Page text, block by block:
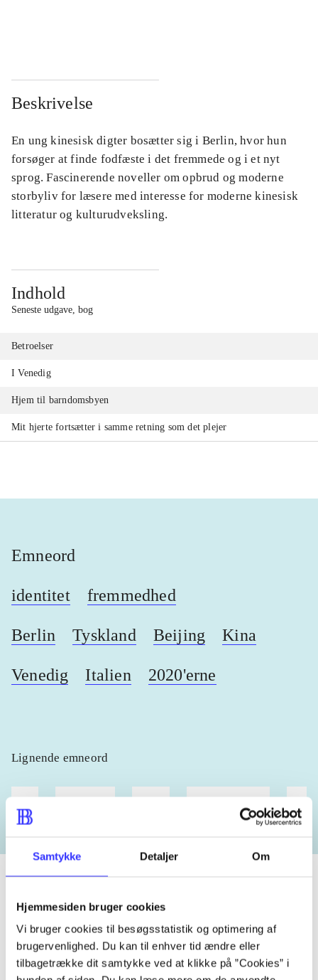
Samtykke Detaljer Om
Hjemmesiden bruger cookies
Vi bruger cookies til besøgsstatistik og optimering af
brugervenlighed. Du kan til enhver tid ændre eller
tilbagetrække dit samtykke ved at klikke på ”Cookies” i
Beskrivelse
En ung kinesisk digter bosætter sig i Berlin, hvor hun
forsøger at finde fodfæste i det fremmede og i et nyt
sprog. Fascinerende noveller om opbrud og moderne
storbyliv for læsere med interesse for moderne kinesisk
litteratur og kulturudveksling.
Indhold
Seneste udgave, bog
Betroelser
I Venedig
Hjem til barndomsbyen
Mit hjerte fortsætter i samme retning som det plejer
Emneord
identitet fremmedhed
Berlin Tyskland Beijing Kina
Venedig Italien 2020'erne
Lignende emneord
ridning hestesygdomme vokal
Tidsskrift
Artiklen er en del af